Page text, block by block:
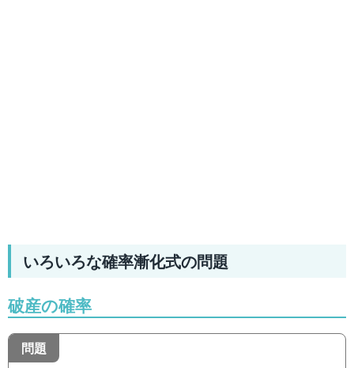
いろいろな確率漸化式の問題
破産の確率
問題